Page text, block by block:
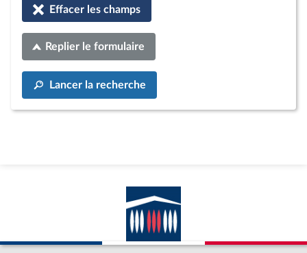
Effacer les champs
Replier le formulaire
Lancer la recherche